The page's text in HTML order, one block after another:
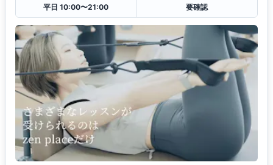
平日 10:00〜21:00
要確認